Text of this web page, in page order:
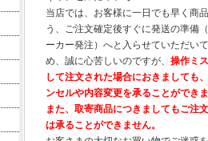
当店では、お客様に一日でも早く商
う、ご注文確定後すぐに発送の準備
ーカー発注）へと入らせていただい
め、誠に心苦しいのですが、 操作ミ
して注文された場合におきましても
ンセルや内容変更を承ることができ
また、取寄商品につきましてもご注
は承ることができません。